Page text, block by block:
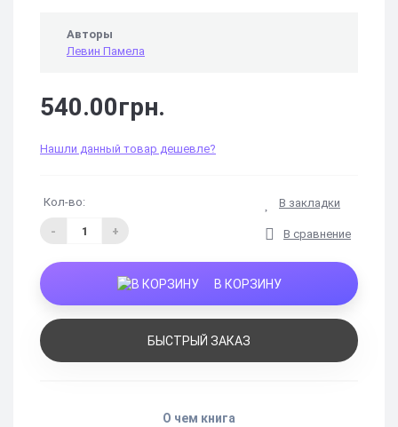
Авторы
Левин Памела
540.00грн.
Нашли данный товар дешевле?
Кол-во:
- +
В закладки
В сравнение
В КОРЗИНУ
БЫСТРЫЙ ЗАКАЗ
О чем книга